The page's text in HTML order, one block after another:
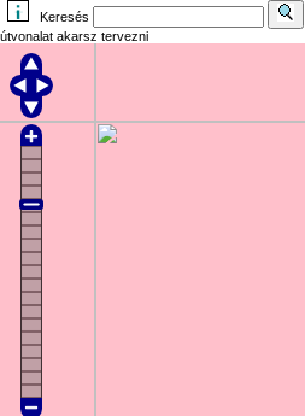
Keresés
útvonalat akarsz tervezni